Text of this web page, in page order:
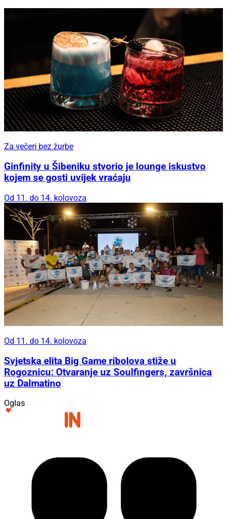
Za večeri bez žurbe
Ginfinity u Šibeniku stvorio je lounge iskustvo
kojem se gosti uvijek vraćaju
Od 11. do 14. kolovoza
Od 11. do 14. kolovoza
Svjetska elita Big Game ribolova stiže u
Rogoznicu: Otvaranje uz Soulfingers, završnica
uz Dalmatino
Oglas